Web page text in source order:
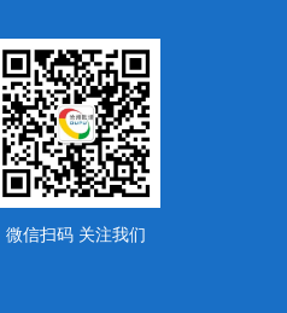
微信扫码 关注我们